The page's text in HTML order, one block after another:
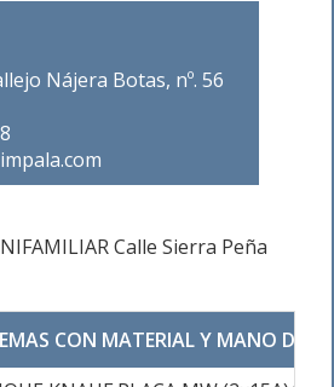
Nájera Botas, nº. 56
Calle Sierra Peña
CON MATERIAL Y MANO DE